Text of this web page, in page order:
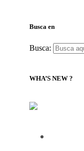
Busca en
Busca:
WHA’S NEW ?